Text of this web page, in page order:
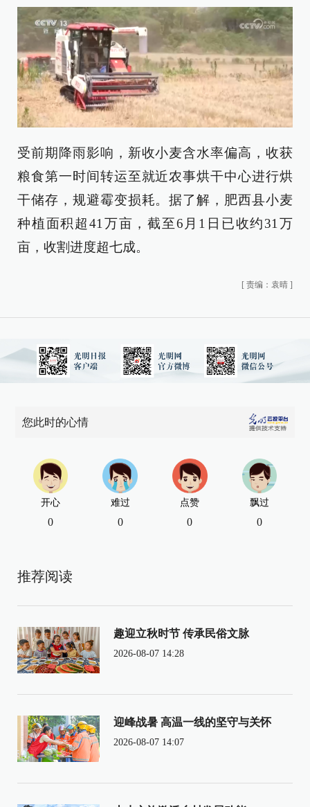
受前期降雨影响，新收小麦含水率偏高，收获
粮食第一时间转运至就近农事烘干中心进行烘
干储存，规避霉变损耗。据了解，肥西县小麦
种植面积超41万亩，截至6月1日已收约31万
亩，收割进度超七成。
[ 责编：袁晴 ]
您此时的心情
开心
0
难过
0
点赞
0
飘过
0
推荐阅读
趣迎立秋时节 传承民俗文脉
2026-08-07 14:28
迎峰战暑 高温一线的坚守与关怀
2026-08-07 14:07